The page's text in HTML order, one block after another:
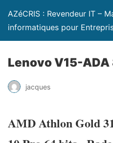
AZéCRIS : Revendeur IT –
informatiques pour
Lenovo V15-ADA
jacques
AMD Athlon Gold